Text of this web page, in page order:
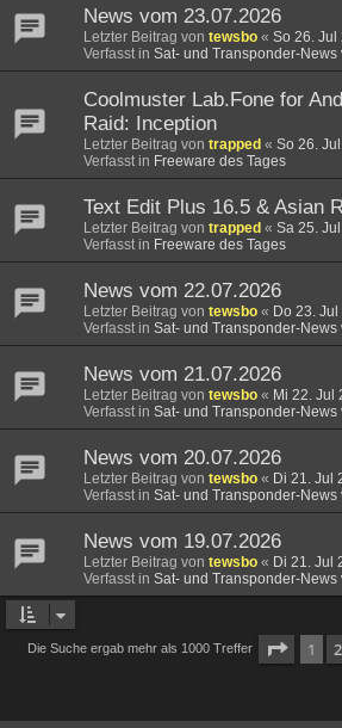
News vom 23.07.2026
Letzter Beitrag von tewsbo « So 26. Jul
Verfasst in Sat- und Transponder-News
Coolmuster Lab.Fone for
Raid: Inception
Letzter Beitrag von trapped « So 26.
Verfasst in Freeware des Tages
Text Edit Plus 16.5 & Asian
Letzter Beitrag von trapped « Sa 25.
Verfasst in Freeware des Tages
News vom 22.07.2026
Letzter Beitrag von tewsbo « Do 23.
Verfasst in Sat- und Transponder-News
News vom 21.07.2026
Letzter Beitrag von tewsbo « Mi 22. Jul
Verfasst in Sat- und Transponder-News
News vom 20.07.2026
Letzter Beitrag von tewsbo « Di 21. Jul
Verfasst in Sat- und Transponder-News
News vom 19.07.2026
Letzter Beitrag von tewsbo « Di 21. Jul
Verfasst in Sat- und Transponder-News
Die Suche ergab mehr als 1000 Treffer Seite 1
1 2